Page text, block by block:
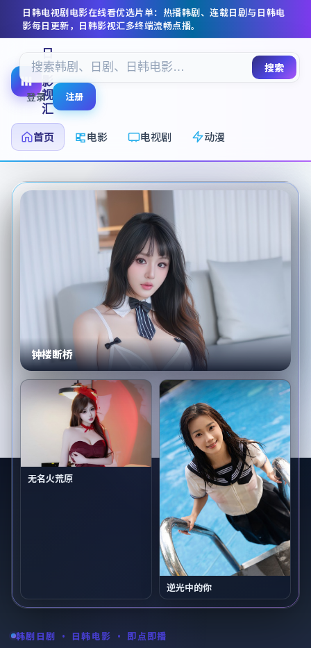
日韩电视剧电影在线看优选片单：热播韩剧、连载日剧与日韩电
影每日更新， 日韩影视汇多终端流畅点播。
日
韩
影
视
汇
首页
电影 电视剧 动漫
搜索
登录 注册
韩剧日剧 · 日韩电影 · 即点即播
钟楼断桥
无名火荒原
逆光中的你